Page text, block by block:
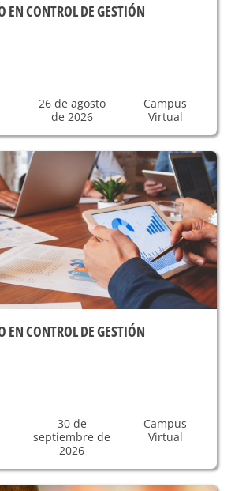
EN CONTROL DE GESTIÓN
26 de agosto
de 2026
Campus
Virtual
EN CONTROL DE GESTIÓN
30 de
septiembre de
2026
Campus
Virtual